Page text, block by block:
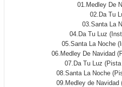
01.Medley De
02.Da Tu
03.Santa La
04.Da Tu Luz
05.Santa La Noche
06.Medley De Navidad
07.Da Tu Luz
08.Santa La Noche
09.Medley de Navidad